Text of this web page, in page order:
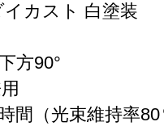
カスト 白塗装
方90°
間（光束維持率